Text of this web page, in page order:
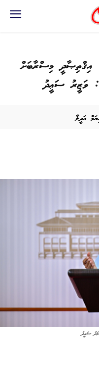
އިޤްތިޞާދީ މިސްރާބަށް
ވަޒީރު ސަޢީދު
އަދީލާ
ސައީދު